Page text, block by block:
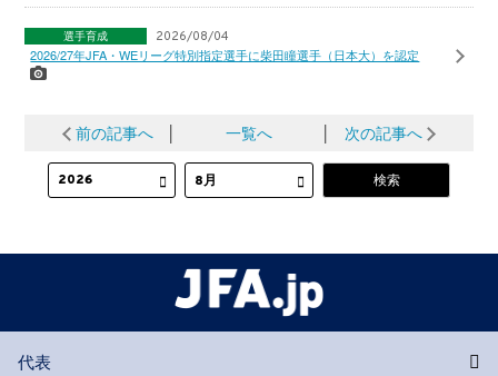
選手育成 2026/08/04
2026/27年JFA・WEリーグ特別指定選手に柴田瞳選手（日本大）を認定
前の記事へ 一覧へ 次の記事へ
代表